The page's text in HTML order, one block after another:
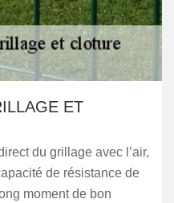
ET
du grillage avec l’air,
de résistance de
moment de bon